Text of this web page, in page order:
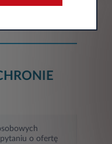
o ofertę